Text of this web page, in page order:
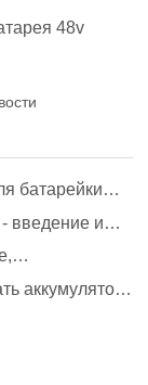
48v
батарейки
введение и
аккумулятор